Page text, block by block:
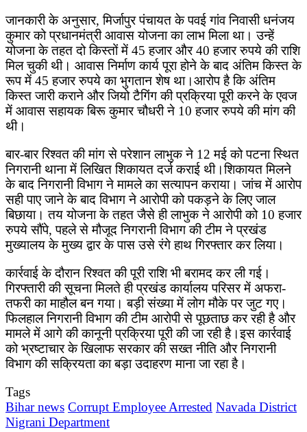
जानकारी के अनुसार, मिर्जापुर पंचायत के पवई गांव निवासी धनंजय
कुमार को प्रधानमंत्री आवास योजना का लाभ मिला था। उन्हें
योजना के तहत दो किस्तों में 45 हजार और 40 हजार रुपये की राशि
मिल चुकी थी। आवास निर्माण कार्य पूरा होने के बाद अंतिम किस्त के
रूप में 45 हजार रुपये का भुगतान शेष था।आरोप है कि अंतिम
किस्त जारी कराने और जियो टैगिंग की प्रक्रिया पूरी करने के एवज
में आवास सहायक बिरू कुमार चौधरी ने 10 हजार रुपये की मांग की
थी।
बार-बार रिश्वत की मांग से परेशान लाभुक ने 12 मई को पटना स्थित
निगरानी थाना में लिखित शिकायत दर्ज कराई थी।शिकायत मिलने
के बाद निगरानी विभाग ने मामले का सत्यापन कराया। जांच में आरोप
सही पाए जाने के बाद विभाग ने आरोपी को पकड़ने के लिए जाल
बिछाया। तय योजना के तहत जैसे ही लाभुक ने आरोपी को 10 हजार
रुपये सौंपे, पहले से मौजूद निगरानी विभाग की टीम ने प्रखंड
मुख्यालय के मुख्य द्वार के पास उसे रंगे हाथ गिरफ्तार कर लिया।
कार्रवाई के दौरान रिश्वत की पूरी राशि भी बरामद कर ली गई।
गिरफ्तारी की सूचना मिलते ही प्रखंड कार्यालय परिसर में अफरा-
तफरी का माहौल बन गया। बड़ी संख्या में लोग मौके पर जुट गए।
फिलहाल निगरानी विभाग की टीम आरोपी से पूछताछ कर रही है और
मामले में आगे की कानूनी प्रक्रिया पूरी की जा रही है।इस कार्रवाई
को भ्रष्टाचार के खिलाफ सरकार की सख्त नीति और निगरानी
विभाग की सक्रियता का बड़ा उदाहरण माना जा रहा है।
Tags
Bihar news Corrupt Employee Arrested Navada District
Nigrani Department